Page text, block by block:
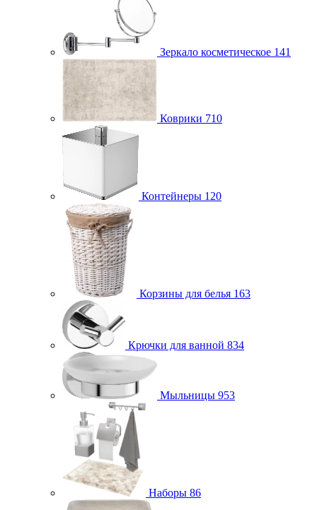
Зеркало косметическое 141
Коврики 710
Контейнеры 120
Корзины для белья 163
Крючки для ванной 834
Мыльницы 953
Наборы 86